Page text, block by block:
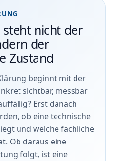
nicht der
der
Zustand
beginnt mit der
sichtbar, messbar
Erst danach
ob eine technische
und welche fachliche
Ob daraus eine
folgt, ist eine